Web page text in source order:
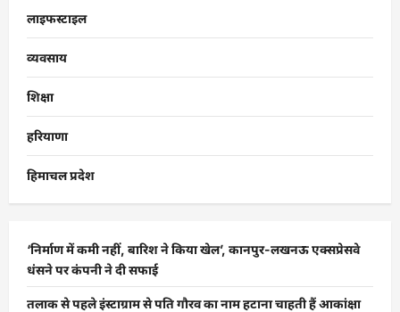
लाइफस्टाइल
व्यवसाय
शिक्षा
हरियाणा
हिमाचल प्रदेश
‘निर्माण में कमी नहीं, बारिश ने किया खेल’, कानपुर-लखनऊ एक्सप्रेसवे
धंसने पर कंपनी ने दी सफाई
तलाक से पहले इंस्टाग्राम से पति गौरव का नाम हटाना चाहती हैं आकांक्षा